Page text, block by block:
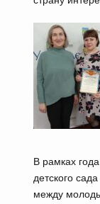
В рамках
детского
между